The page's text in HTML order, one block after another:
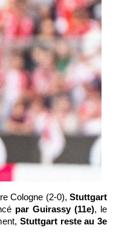
Cologne (2-0), Stuttgart
par Guirassy (11e), le
Stuttgart reste au 3e